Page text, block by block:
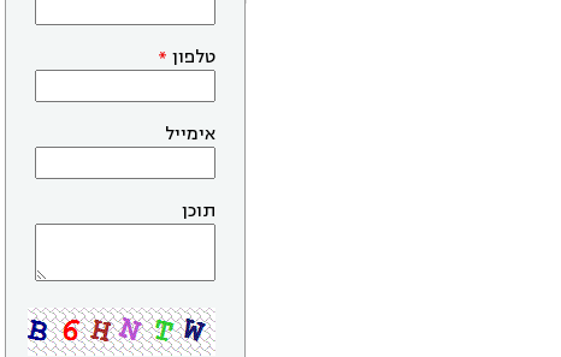
טלפון
אימייל
תוכן